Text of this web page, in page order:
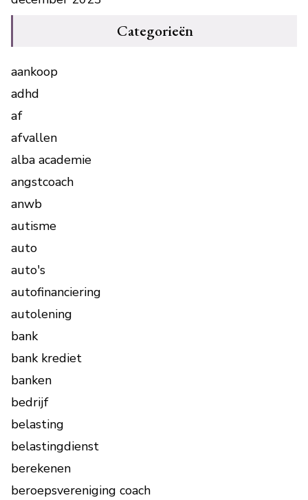
Categorieën
aankoop
adhd
af
afvallen
alba academie
angstcoach
anwb
autisme
auto
auto's
autofinanciering
autolening
bank
bank krediet
banken
bedrijf
belasting
belastingdienst
berekenen
beroepsvereniging coach